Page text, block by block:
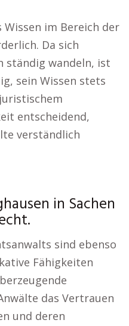
im Bereich der
Da sich
ständig wandeln, ist
sein Wissen stets
entscheidend,
verständlich
in Sachen
sind ebenso
Fähigkeiten
das Vertrauen
und deren